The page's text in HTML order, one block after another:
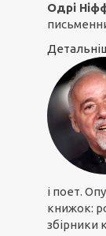
Одрі
і поет.
книжок:
збірники